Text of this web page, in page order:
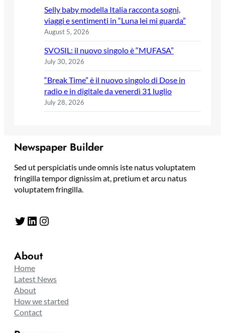
Selly baby modella Italia racconta sogni,
viaggi e sentimenti in “Luna lei mi guarda”
August 5, 2026
SVOSIL: il nuovo singolo è “MUFASA”
July 30, 2026
“Break Time” è il nuovo singolo di Dose in
radio e in digitale da venerdì 31 luglio
July 28, 2026
Newspaper Builder
Sed ut perspiciatis unde omnis iste natus voluptatem
fringilla tempor dignissim at, pretium et arcu natus
voluptatem fringilla.
Twitter LinkedIn Instagram
About
Home
Latest News
About
How we started
Contact